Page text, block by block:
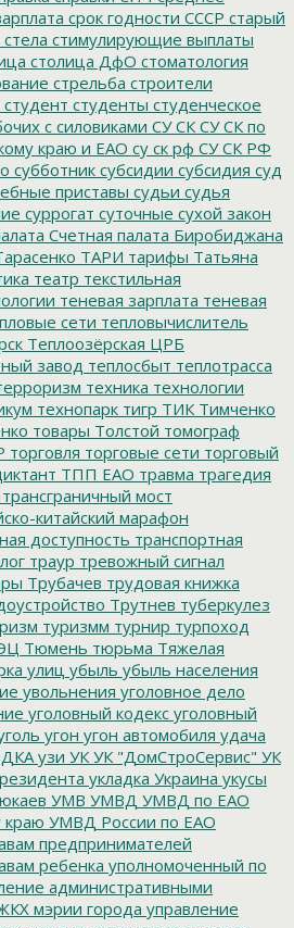
срок годности СССР старый
стела стимулирующие выплаты
столица ДфО стоматология
стрельба строители
студент студенты студенческое
с силовиками СУ СКСУ СК по
краю и ЕАО су ск рф СУ СК РФ
субботник субсидии субсидия суд
приставы судьи судья
суррогат суточные сухой закон
Счетная палата Биробиджана
ТАРИ тарифы Татьяна
театр текстильная
теневая зарплата теневая
сети тепловычислитель
Теплоозёрская ЦРБ
завод теплосбыт теплотрасса
техника технологии
технопарк тигр ТИКТимченко
товары Толстой томограф
торговля торговые сети торговый
ТПП ЕАО травма трагедия
трансграничный мост
китайский марафон
доступность транспортная
траур тревожный сигнал
Трубачев трудовая книжка
Трутнев туберкулез
туризмм турнир турпоход
Тюмень тюрьма Тяжелая
улиц убыль убыль населения
увольнения уголовное дело
уголовный кодекс уголовный
угон угон автомобиля удача
узи УКУК "ДомСтроСервис" УК
укладка Украина укусы
УМВ УМВД УМВД по ЕАО
краю УМВД России по ЕАО
предпринимателей
ребенка уполномоченный по
административными
мэрии города управление